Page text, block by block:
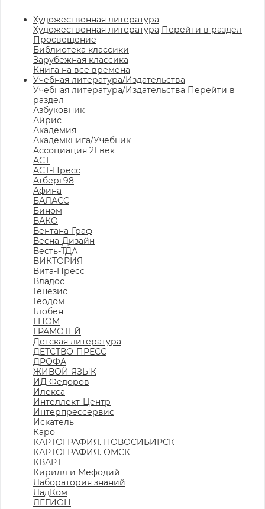
Художественная литература
Художественная литература Перейти в раздел
Просвещение
Библиотека классики
Зарубежная классика
Книга на все времена
Учебная литература/Издательства
Учебная литература/Издательства Перейти в
раздел
Азбуковник
Айрис
Академия
Академкнига/Учебник
Ассоциация 21 век
АСТ
АСТ-Пресс
Атберг98
Афина
БАЛАСС
Бином
ВАКО
Вентана-Граф
Весна-Дизайн
Весть-ТДА
ВИКТОРИЯ
Вита-Пресс
Владос
Генезис
Геодом
Глобен
ГНОМ
ГРАМОТЕЙ
Детская литература
ДЕТСТВО-ПРЕСС
ДРОФА
ЖИВОЙ ЯЗЫК
ИД Федоров
Илекса
Интеллект-Центр
Интерпрессервис
Искатель
Каро
КАРТОГРАФИЯ. НОВОСИБИРСК
КАРТОГРАФИЯ. ОМСК
КВАРТ
Кирилл и Мефодий
Лаборатория знаний
ЛадКом
ЛЕГИОН